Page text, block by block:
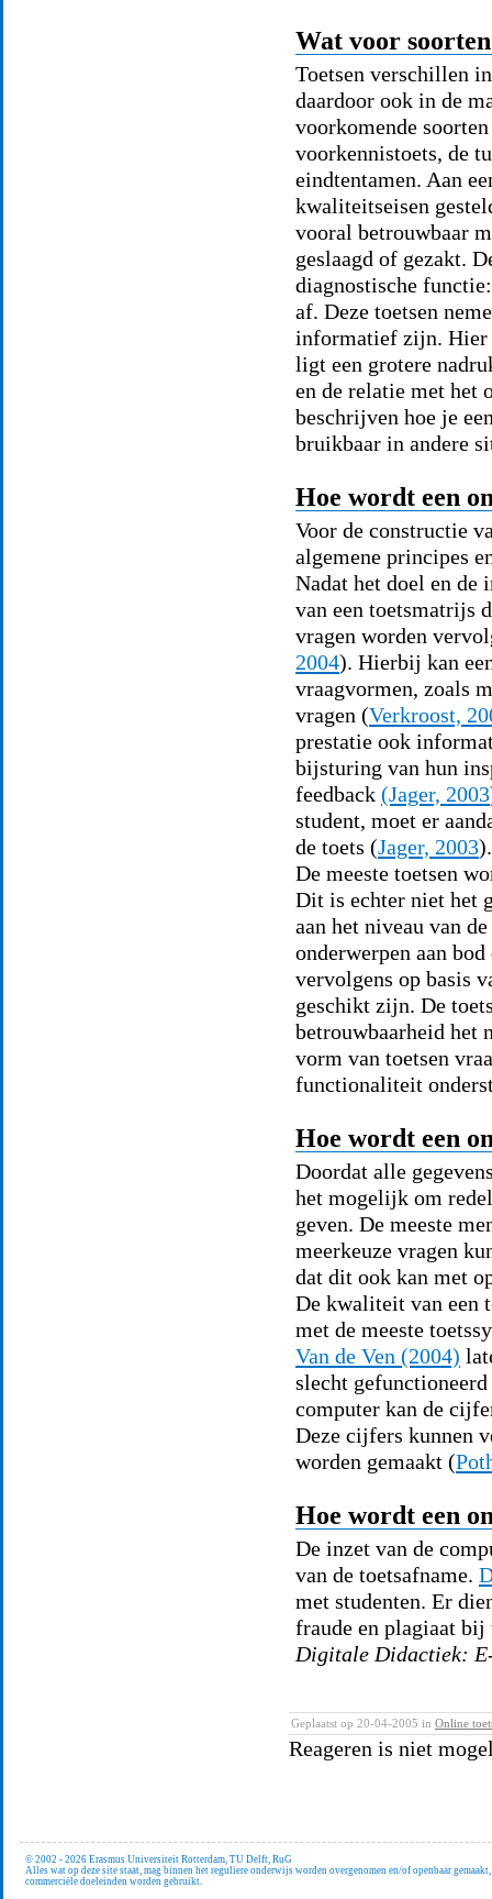
Wat voor
Toetsen verschillen
daardoor ook in de
voorkomende
voorkennistoets, de
eindtentamen. Aan
kwaliteitseisen
vooral betrouwbaar
geslaagd of gezakt.
diagnostische
af. Deze toetsen
informatief zijn. Hier
ligt een grotere
en de relatie met het
beschrijven hoe je
bruikbaar in andere
Hoe wordt een
Voor de constructie
algemene principes
Nadat het doel en de
van een toetsmatrijs
vragen worden
2004). Hierbij kan
vraagvormen, zoals
vragen (Verkroost,
prestatie ook
bijsturing van hun
feedback (Jager, 2003
student, moet er
de toets (Jager, 2003).
De meeste toetsen
Dit is echter niet het
aan het niveau van
onderwerpen aan
vervolgens op basis
geschikt zijn. De
betrouwbaarheid het
vorm van toetsen
functionaliteit
Hoe wordt een
Doordat alle
het mogelijk om
geven. De meeste
meerkeuze vragen
dat dit ook kan met
De kwaliteit van een
met de meeste
Van de Ven (2004)
slecht gefunctioneerd
computer kan de
Deze cijfers kunnen
worden gemaakt (
Hoe wordt een
De inzet van de
van de toetsafname.
met studenten. Er
fraude en plagiaat bij
Digitale Didactiek:
Geplaatst op 20-04-2005 in Online
Reageren is niet
© 2002 - 2026 Erasmus Universiteit Rotterdam, TU Delft, RuG
Alles wat op deze site staat, mag binnen het reguliere onderwijs worden overgenomen en/of openbaar
commerciële doeleinden worden gebruikt.